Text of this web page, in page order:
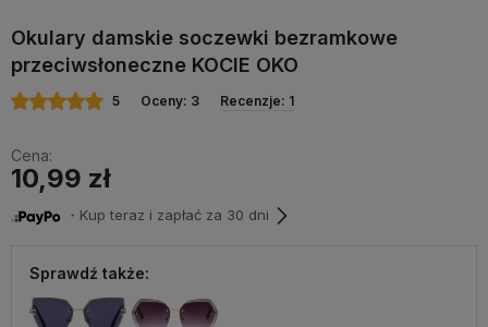
Okulary damskie soczewki bezramkowe
przeciwsłoneczne KOCIE OKO
5 Oceny: 3 Recenzje: 1
Cena:
10,99 zł
・Kup teraz i zapłać za 30 dni
Sprawdź także: